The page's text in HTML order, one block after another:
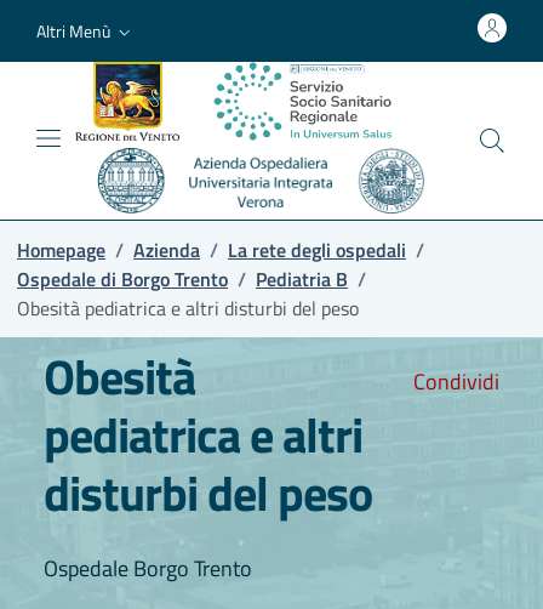
Altri Menù
Homepage / Azienda / La rete degli ospedali /
Ospedale di Borgo Trento / Pediatria B /
Obesità pediatrica e altri disturbi del peso
Condividi
Obesità
pediatrica e altri
disturbi del peso
Ospedale Borgo Trento